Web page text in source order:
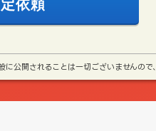
公開されることは一切ございませんの